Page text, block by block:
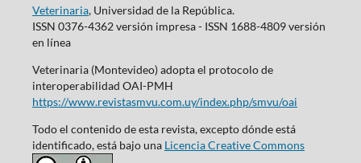
Veterinaria, Universidad de la República.
ISSN 0376-4362 versión impresa - ISSN 1688-4809 versión
en línea
Veterinaria (Montevideo) adopta el protocolo de
interoperabilidad OAI-PMH
https://www.revistasmvu.com.uy/index.php/smvu/oai
Todo el contenido de esta revista, excepto dónde está
identificado, está bajo una Licencia Creative Commons